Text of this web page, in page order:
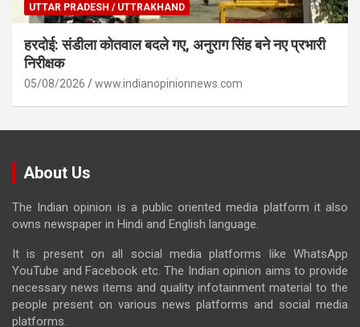
UTTAR PRADESH / UTTRAKHAND
हरदोई: संडीला कोतवाल बदले गए, अनुराग सिंह बने नए प्रभारी
निरीक्षक
05/08/2026 www.indianopinionnews.com
About Us
The Indian opinion is a public oriented media platform it also
owns newspaper in Hindi and English language.
It is present on all social media platforms like WhatsApp
YouTube and Facebook etc. The Indian opinion aims to provide
necessary news items and quality infotainment material to the
people present on various news platforms and social media
platforms.